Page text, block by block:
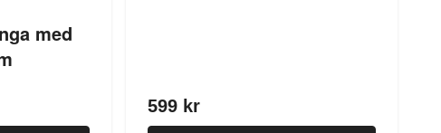
med
599 kr